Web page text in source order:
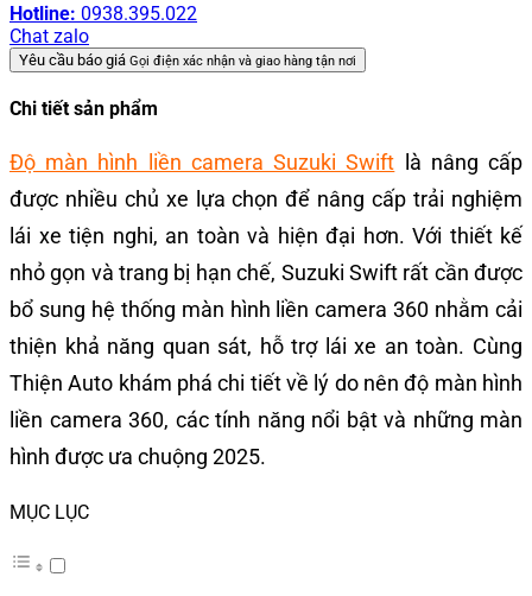
Hotline: 0938.395.022
Chat zalo
Yêu cầu báo giá Gọi điện xác nhận và giao hàng tận nơi
Chi tiết sản phẩm
Độ màn hình liền camera Suzuki Swift
là nâng cấp
được nhiều chủ xe lựa chọn để nâng cấp trải nghiệm
lái xe tiện nghi, an toàn và hiện đại hơn. Với thiết kế
nhỏ gọn và trang bị hạn chế, Suzuki Swift rất cần được
bổ sung hệ thống màn hình liền camera 360 nhằm cải
thiện khả năng quan sát, hỗ trợ lái xe an toàn. Cùng
Thiện Auto khám phá chi tiết về lý do nên độ màn hình
liền camera 360, các tính năng nổi bật và những màn
hình được ưa chuộng 2025.
MỤC LỤC